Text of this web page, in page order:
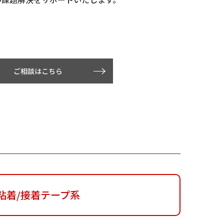
ご相談はこちら
着/接着テープ系